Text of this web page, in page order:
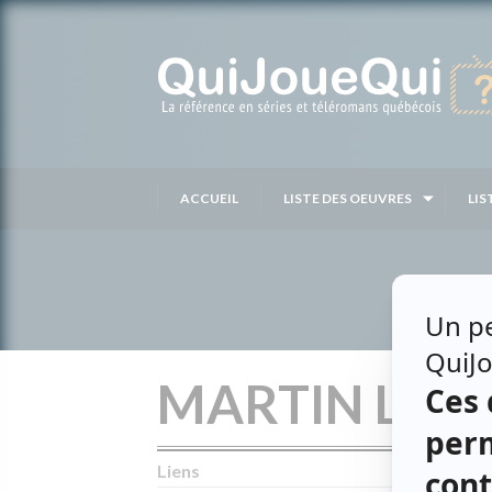
ACCUEIL LISTE DES OEUVRES
MARTIN
Liens